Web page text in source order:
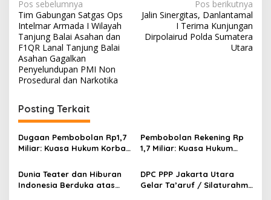
N
a
v
i
g
s
i
p
s
Pos sebelumnya
Tim Gabungan Satgas Ops
Intelmar Armada I Wilayah
Tanjung Balai Asahan dan
F1QR Lanal Tanjung Balai
Asahan Gagalkan
Penyelundupan PMI Non
Prosedural dan Narkotika
Pos berikutnya
Jalin Sinergitas, Danlantamal
I Terima Kunjungan
Dirpolairud Polda Sumatera
Utara
Posting Terkait
Dugaan Pembobolan Rp1,7
Miliar: Kuasa Hukum Korban
Keterlibatan Internal Bank
Aladin Syariah
Pembobolan Rekening Rp
1,7 Miliar: Kuasa Hukum
Pihak Internal Bank Aladin
Syariah
Dunia Teater dan Hiburan
Indonesia Berduka atas
DPC PPP Jakarta Utara
Gelar Ta’aruf / Silaturahmi